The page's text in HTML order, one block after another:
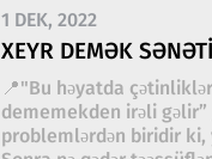
1 DEK, 2022
XEYR DEMƏK SƏNƏTI
📍"Bu həyatda
dememekden irəli
problemlərdən biridir ki,